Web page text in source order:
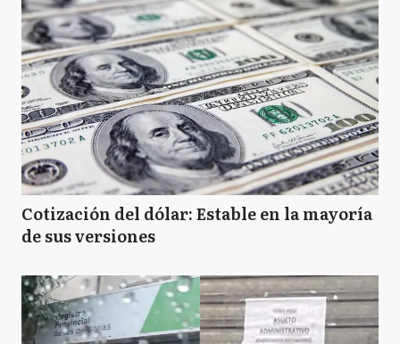
Cotización del dólar: Estable en la mayoría
de sus versiones